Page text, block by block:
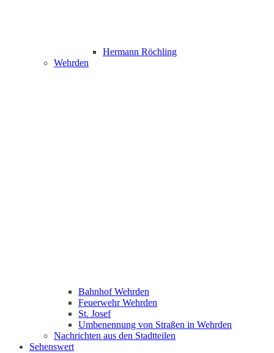
Hermann Röchling
Wehrden
Bahnhof Wehrden
Feuerwehr Wehrden
St. Josef
Umbenennung von Straßen in Wehrden
Nachrichten aus den Stadtteilen
Sehenswert